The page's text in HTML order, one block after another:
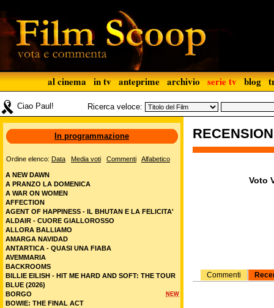
al cinema in tv anteprime archivio serie tv blog
Ciao Paul! Ricerca veloce:
Voto
Commenti
In programmazione
Ordine elenco: Data Media voti Commenti Alfabetico
A NEW DAWN
A PRANZO LA DOMENICA
A WAR ON WOMEN
AFFECTION
AGENT OF HAPPINESS - IL BHUTAN E LA FELICITA'
ALDAIR - CUORE GIALLOROSSO
ALLORA BALLIAMO
AMARGA NAVIDAD
ANTARTICA - QUASI UNA FIABA
AVEMMARIA
BACKROOMS
BILLIE EILISH - HIT ME HARD AND SOFT: THE TOUR
BLUE (2026)
NEW
BORGO
BOWIE: THE FINAL ACT